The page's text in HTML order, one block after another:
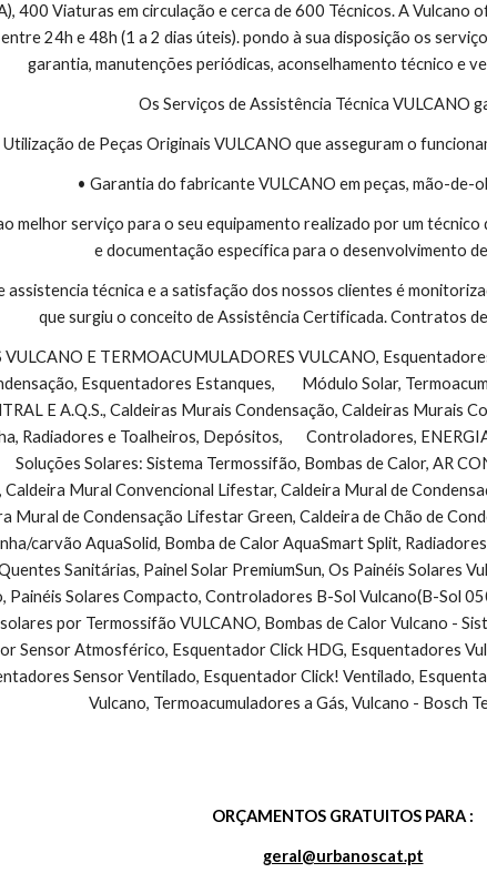
400 Viaturas em circulação e cerca de 600 Técnicos. A Vulcano
24h e 48h (1 a 2 dias úteis). pondo à sua disposição os
garantia, manutenções periódicas, aconselhamento técnico e
Os Serviços de Assistência Técnica VULCANO
Utilização de Peças Originais VULCANO que asseguram o
• Garantia do fabricante VULCANO em peças, mão-de-
melhor serviço para o seu equipamento realizado por um
e documentação específica para o desenvolvimento
assistencia técnica e a satisfação dos nossos clientes é
que surgiu o conceito de Assistência Certificada. Contratos
Esquentadores Estanques,        Módulo Solar,
E A.Q.S., Caldeiras Murais Condensação, Caldeiras Murais
Radiadores e Toalheiros, Depósitos,       Controladores,
Soluções Solares: Sistema Termossifão, Bombas de Calor, AR
Mural Convencional Lifestar, Caldeira Mural de
Mural de Condensação Lifestar Green, Caldeira de Chão de
carvão AquaSolid, Bomba de Calor AquaSmart Split,
Sanitárias, Painel Solar PremiumSun, Os Painéis Solares
Painéis Solares Compacto, Controladores B-Sol Vulcano(B-Sol
por Termossifão VULCANO, Bombas de Calor Vulcano -
Sensor Atmosférico, Esquentador Click HDG, Esquentadores
Sensor Ventilado, Esquentador Click! Ventilado,
Vulcano, Termoacumuladores a Gás, Vulcano - Bosch
ORÇAMENTOS GRATUITOS PARA :
geral@urbanoscat.pt